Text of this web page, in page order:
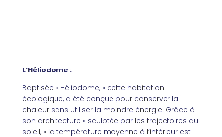
L’Héliodome :
Baptisée « Héliodome, » cette habitation
écologique, a été conçue pour conserver la
chaleur sans utiliser la moindre énergie. Grâce à
son architecture « sculptée par les trajectoires du
soleil, » la température moyenne à l’intérieur est